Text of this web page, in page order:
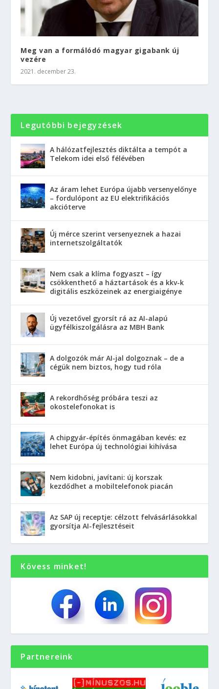
Meg van a formálódó magyar gigabank új
vezére
2021. december 23.
Legutóbbi bejegyzések
A hálózatfejlesztés diktálta a tempót a
Telekom idei első félévében
Az áram lehet Európa újabb versenyelőnye
– fordulópont az EU elektrifikációs
akcióterve
Új mérce szerint versenyeznek a hazai
internetszolgáltatók
Nem csak a klíma fogyaszt – így
csökkenthető a háztartások és a kkv-k
digitális eszközeinek az energiaigénye
Új vezetővel gyorsít rá az AI-alapú
ügyfélkiszolgálásra az MBH Bank
A dolgozók már AI-jal dolgoznak – de a
cégük nem biztos, hogy tud róla
A rekordhőség próbára teszi az
okostelefonokat is
A chipgyár-építés önmagában kevés: ez
lehet Európa új technológiai kihívása
Nem kidobni, javítani: új korszak
kezdődhet a mobiltelefonok piacán
Az SAP új receptje: célzott felvásárlásokkal
gyorsítja AI-fejlesztéseit
Kövess minket!
Partnereink